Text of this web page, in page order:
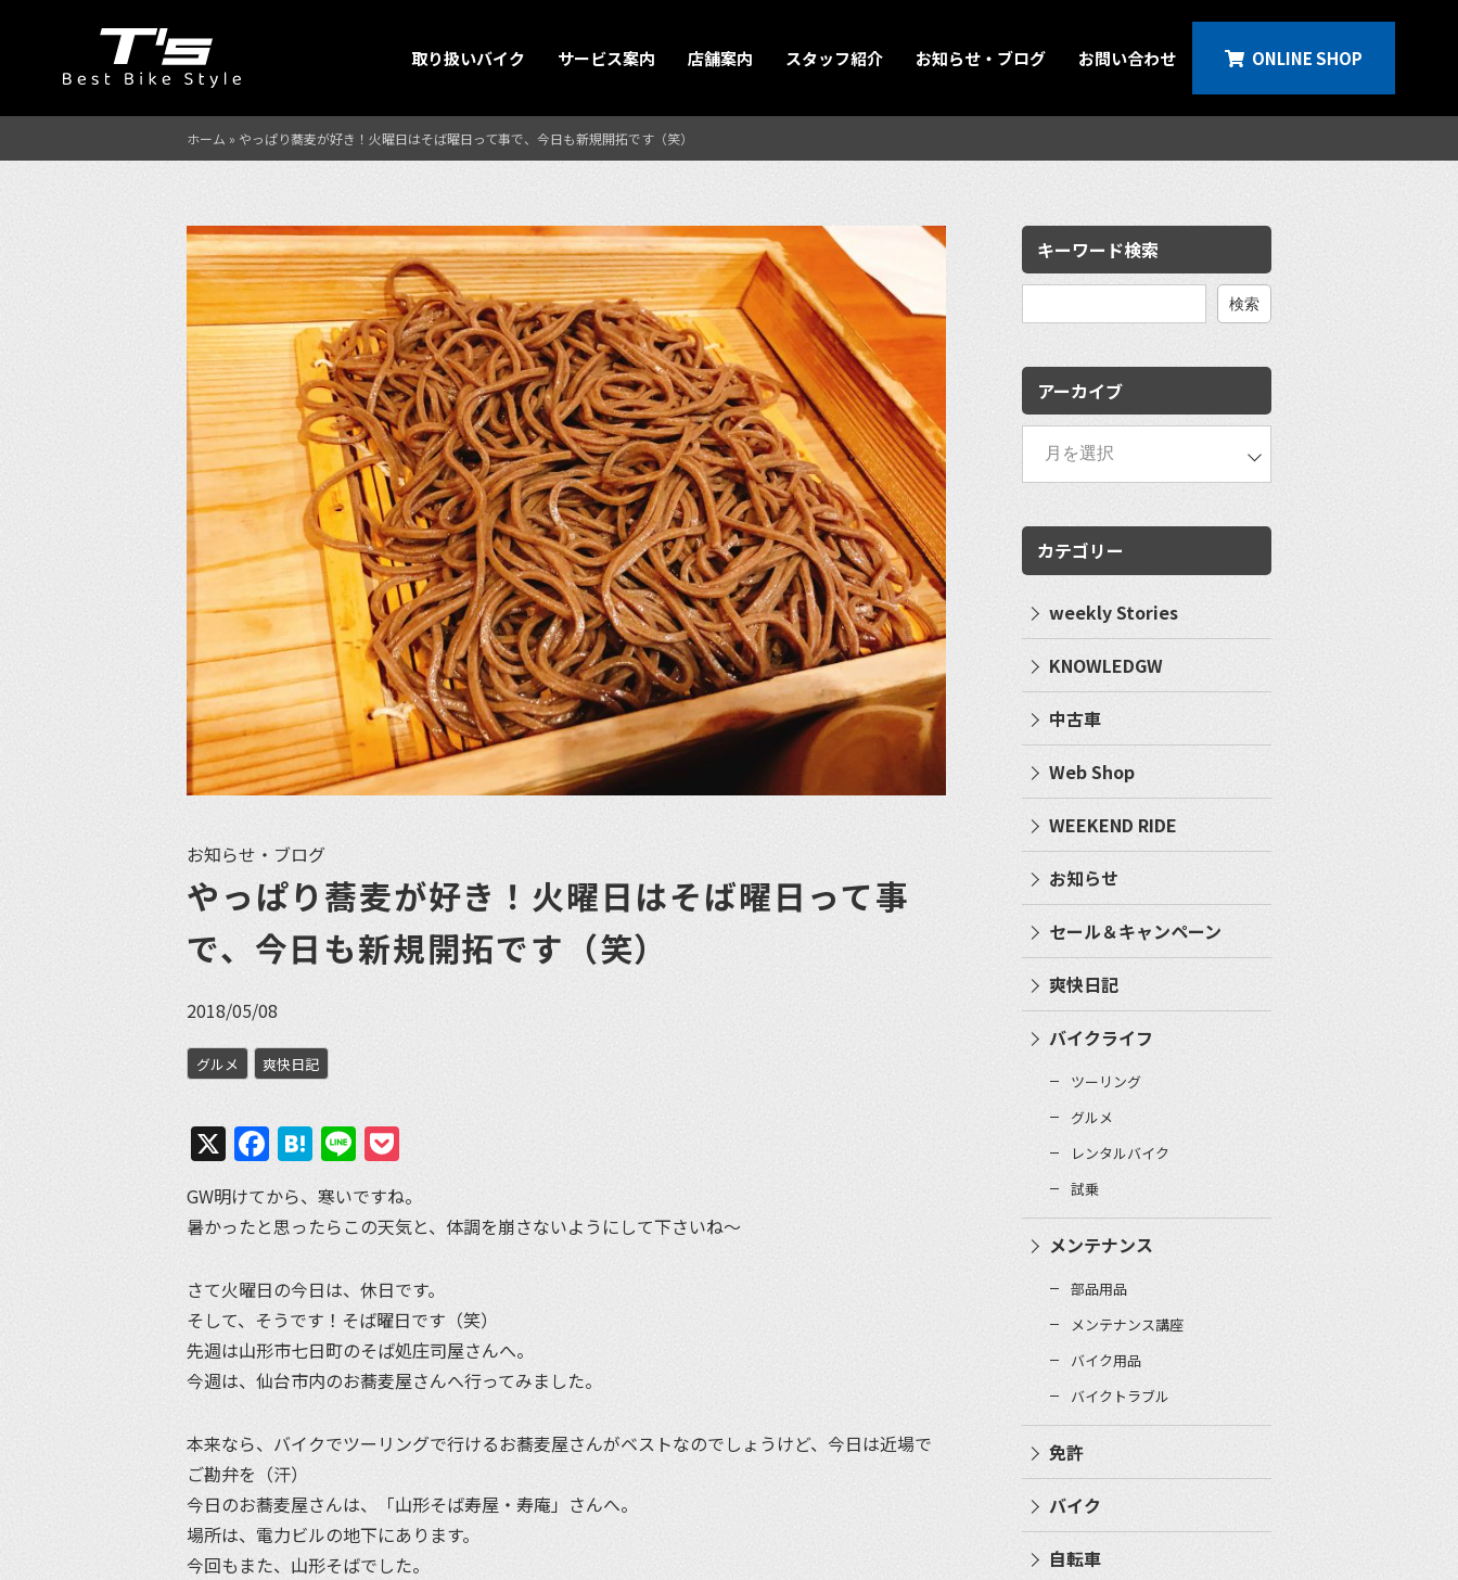
取り扱いバイク サービス案内 店舗案内 スタッフ紹介 お知らせ・ブログ お問い合わせ ONLINE SHOP
ホーム » やっぱり蕎麦が好き！火曜日はそば曜日って事で、今日も新規開拓です（笑）
お知らせ・ブログ
やっぱり蕎麦が好き！火曜日はそば曜日って事
で、今日も新規開拓です（笑）
2018/05/08
グルメ 爽快日記
X Facebook
Hatena
Line
GW明けてから、寒いですね。
暑かったと思ったらこの天気と、体調を崩さないようにして下さいね〜
さて火曜日の今日は、休日です。
そして、そうです！そば曜日です（笑）
先週は山形市七日町のそば処庄司屋さんへ。
今週は、仙台市内のお蕎麦屋さんへ行ってみました。
本来なら、バイクでツーリングで行けるお蕎麦屋さんがベストなのでしょうけど、今日は近場で
ご勘弁を（汗）
今日のお蕎麦屋さんは、「山形そば寿屋・寿庵」さんへ。
場所は、電力ビルの地下にあります。
今回もまた、山形そばでした。
キーワード検索
検
アーカイブ
カテゴリー
weekly Stories
KNOWLEDGW
中古車
Web Shop
WEEKEND RIDE
お知らせ
セール＆キャンペーン
爽快日記
バイクライフ
ツーリング
グルメ
レンタルバイク
試乗
メンテナンス
部品用品
メンテナンス講座
バイク用品
バイクトラブル
免許
バイク
自転車